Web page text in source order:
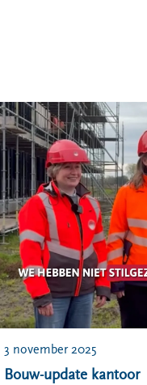
Bouw-update kantoor
3 november 2025